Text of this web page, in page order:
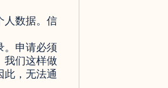
人数据。信
。申请必须
我们这样做
此，无法通